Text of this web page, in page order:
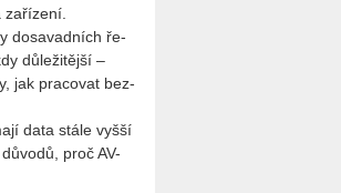
do­sa­vad­ních ře­
dů­le­ži­těj­ší –
jak pra­co­vat bez­
data stále vyšší
proč AV-